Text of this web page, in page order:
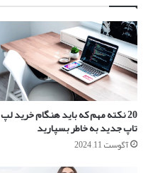
20 نکته مهم که باید هنگام خرید لپ
تاپ جدید به خاطر بسپارید
آگوست 11, 2024